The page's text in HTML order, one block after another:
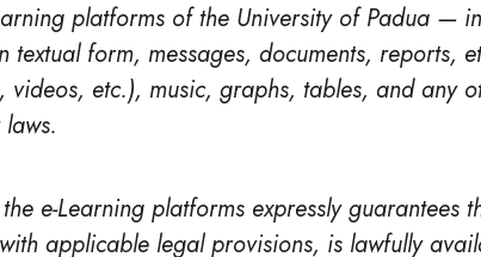
platforms of the University of Padua —
textual form, messages, documents, reports,
videos, etc.), music, graphs, tables, and any
e-Learning platforms expressly guarantees
applicable legal provisions, is lawfully